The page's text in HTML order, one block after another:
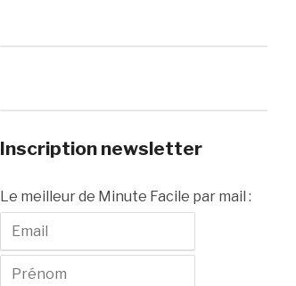
Inscription newsletter
Le meilleur de Minute Facile par mail :